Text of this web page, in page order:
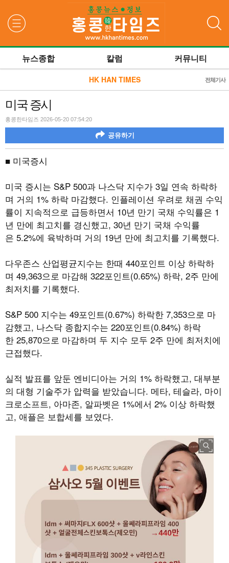
뉴스종합 칼럼 커뮤니티
HK HAN TIMES 전체기사
미국 증시
홍콩한타임즈 2026-05-20 07:54:20
공유하기
■ 미국증시
미국 증시는 S&P 500과 나스닥 지수가 3일 연속 하락하
며 거의 1% 하락 마감했다. 인플레이션 우려로 채권 수익
률이 지속적으로 급등하면서 10년 만기 국채 수익률은 1
년 만에 최고치를 경신했고, 30년 만기 국채 수익률
은 5.2%에 육박하며 거의 19년 만에 최고치를 기록했다.
다우존스 산업평균지수는 한때 440포인트 이상 하락하
며 49,363으로 마감해 322포인트(0.65%) 하락, 2주 만에
최저치를 기록했다.
S&P 500 지수는 49포인트(0.67%) 하락한 7,353으로 마
감했고, 나스닥 종합지수는 220포인트(0.84%) 하락
한 25,870으로 마감하며 두 지수 모두 2주 만에 최저치에
근접했다.
실적 발표를 앞둔 엔비디아는 거의 1% 하락했고, 대부분
의 대형 기술주가 압력을 받았습니다. 메타, 테슬라, 마이
크로소프트, 아마존, 알파벳은 1%에서 2% 이상 하락했
고, 애플은 보합세를 보였다.